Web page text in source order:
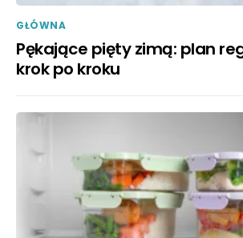
GŁÓWNA
Pękające pięty zimą: plan
krok po kroku